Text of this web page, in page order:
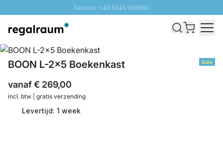
Service: +49 6245 945960
Snelle levering - Gratis verzending vanaf €100
SUNNY SALE: Tot 20% korting
Sale
BOON L-2x5 Boekenkast
vanaf€ 269,00
incl. btw | gratis verzending
Levertijd: 1 week